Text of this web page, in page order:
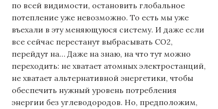
по всей видимости, остановить глобальное
потепление уже невозможно. То есть мы уже
въехали в эту меняющуюся систему. И даже если
все сейчас перестанут выбрасывать СО2,
перейдут на… Даже на знаю, на что тут можно
переходить: не хватает атомных электростанций,
не хватает альтернативной энергетики, чтобы
обеспечить нужный уровень потребления
энергии без углеводородов. Но, предположим,